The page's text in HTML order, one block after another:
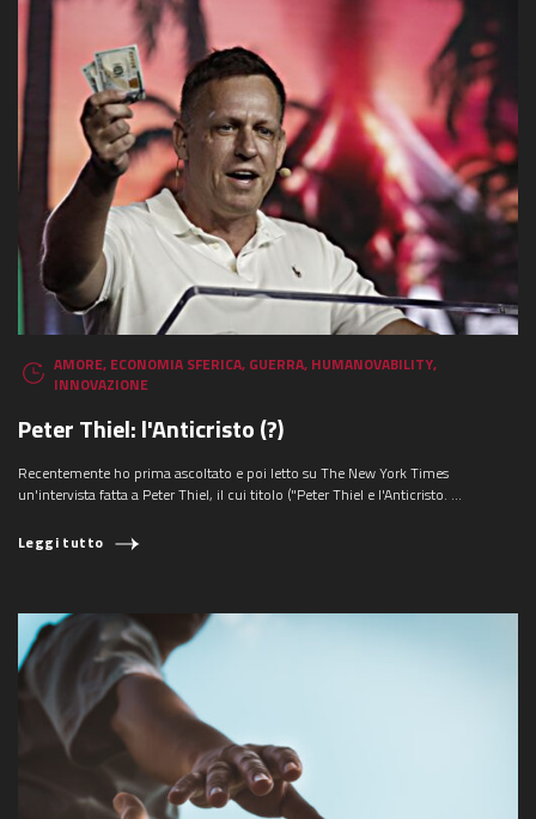
AMORE, ECONOMIA SFERICA, GUERRA, HUMANOVABILITY,
INNOVAZIONE
Peter Thiel: l'Anticristo (?)
Recentemente ho prima ascoltato e poi letto su The New York Times
un'intervista fatta a Peter Thiel, il cui titolo ("Peter Thiel e l'Anticristo. ...
Leggi tutto